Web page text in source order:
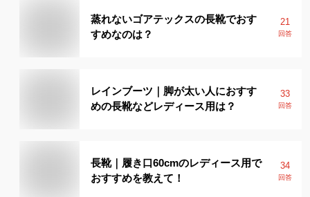
蒸れないゴアテックスの長靴でおす
すめなのは？
21
回答
レインブーツ｜脚が太い人におすす
めの長靴などレディース用は？
33
回答
長靴｜履き口60cmのレディース用で
おすすめを教えて！
34
回答